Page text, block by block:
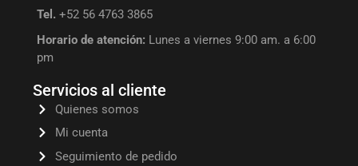
Tel. +52 56 4763 3865
Horario de atención: Lunes a viernes 9:00 am. a 6:00
pm
Servicios al cliente
Quienes somos
Mi cuenta
Seguimiento de pedido